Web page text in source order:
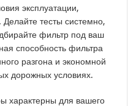
эксплуатации,
Делайте тесты системно,
фильтр под ваш
способность фильтра
разгона и экономной
дорожных условиях.
характерны для вашего